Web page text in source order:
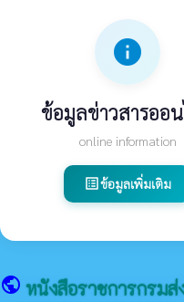
info
ข้อมูลข่าวสารออ
online information
list_altข้อมูลเพิ่มเติม
public หนังสือราชการกรมส่